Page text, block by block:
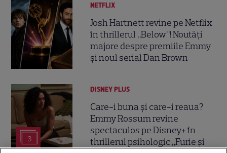
NETFLIX
Josh Hartnett revine pe Netflix
în thrillerul „Below”! Noutăți
majore despre premiile Emmy
și noul serial Dan Brown
3
DISNEY PLUS
Care-i buna și care-i reaua?
Emmy Rossum revine
spectaculos pe Disney+ în
thrillerul psihologic „Furie și